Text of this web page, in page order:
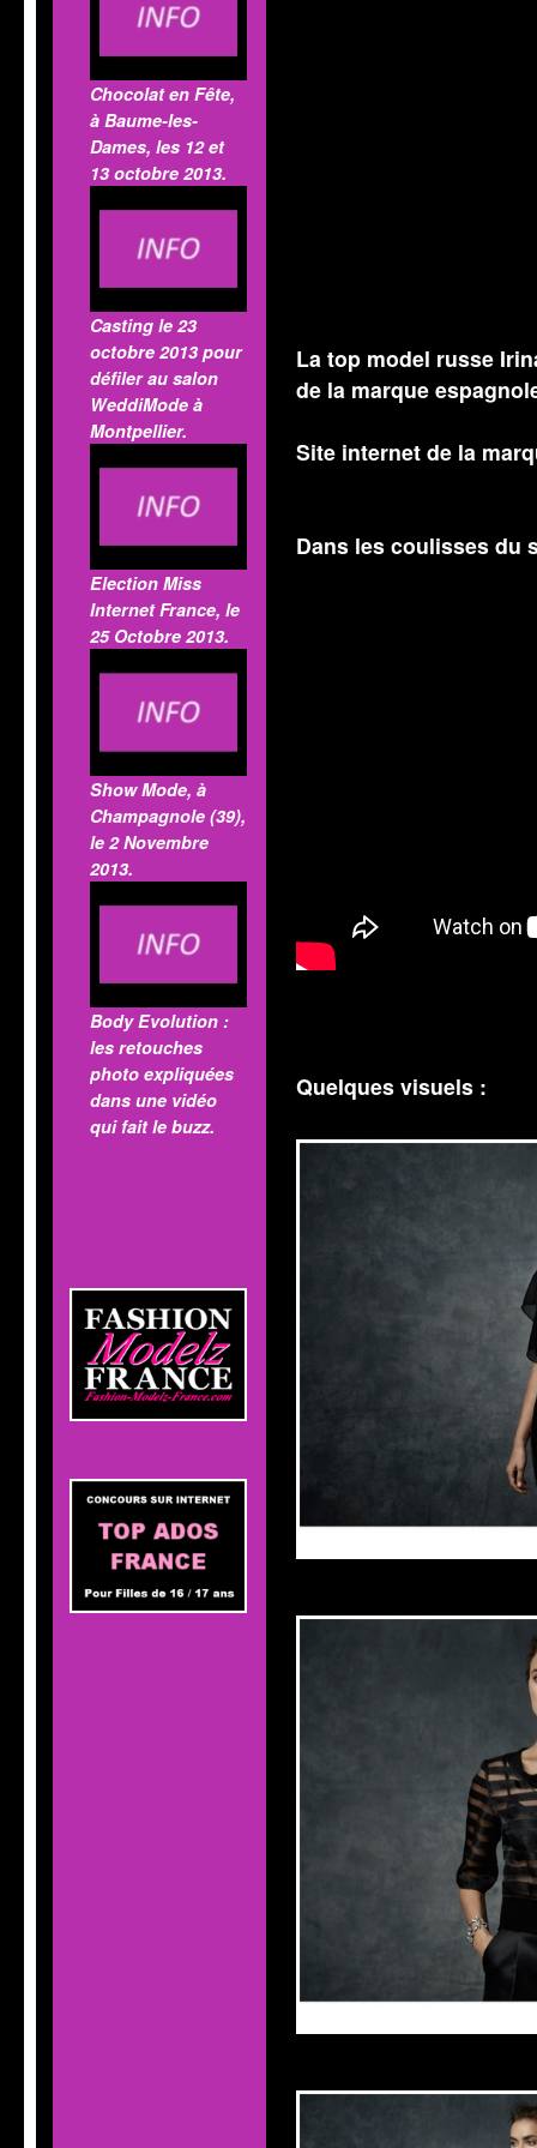
Chocolat en Fête,
à Baume-les-
Dames, les 12 et
13 octobre 2013.
Casting le 23
octobre 2013 pour
défiler au salon
WeddiMode à
Montpellier.
Election Miss
Internet France, le
25 Octobre 2013.
Show Mode, à
Champagnole (39),
le 2 Novembre
2013.
Body Evolution :
les retouches
photo expliquées
dans une vidéo
qui fait le buzz.
La top model russe
de la marque
Site internet de la
Dans les coulisses du
Quelques visuels :